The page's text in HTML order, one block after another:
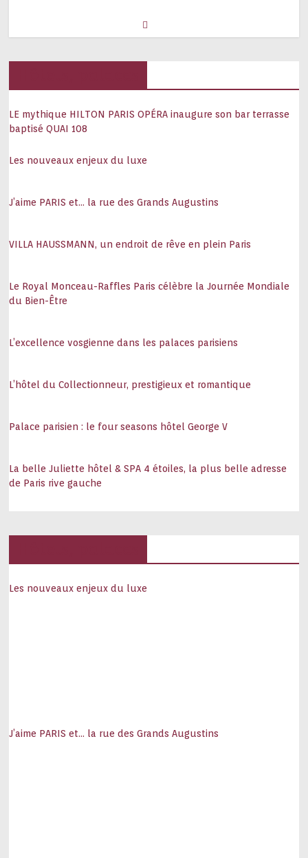
LE mythique HILTON PARIS OPÉRA inaugure son bar terrasse
baptisé QUAI 108
Les nouveaux enjeux du luxe
J’aime PARIS et… la rue des Grands Augustins
VILLA HAUSSMANN, un endroit de rêve en plein Paris
Le Royal Monceau-Raffles Paris célèbre la Journée Mondiale
du Bien-Être
L’excellence vosgienne dans les palaces parisiens
L’hôtel du Collectionneur, prestigieux et romantique
Palace parisien : le four seasons hôtel George V
La belle Juliette hôtel & SPA 4 étoiles, la plus belle adresse
de Paris rive gauche
Les nouveaux enjeux du luxe
J’aime PARIS et… la rue des Grands Augustins